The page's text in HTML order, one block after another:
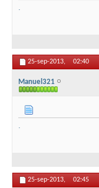
.
25-sep-2013, 02:40
Manuel321
.
25-sep-2013, 02:45